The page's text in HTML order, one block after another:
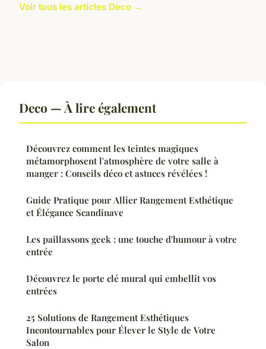
Voir tous les articles Deco →
Deco — À lire également
Découvrez comment les teintes magiques
métamorphosent l'atmosphère de votre salle à
manger : Conseils déco et astuces révélées !
Guide Pratique pour Allier Rangement Esthétique
et Élégance Scandinave
Les paillassons geek : une touche d'humour à votre
entrée
Découvrez le porte clé mural qui embellit vos
entrées
25 Solutions de Rangement Esthétiques
Incontournables pour Élever le Style de Votre
Salon